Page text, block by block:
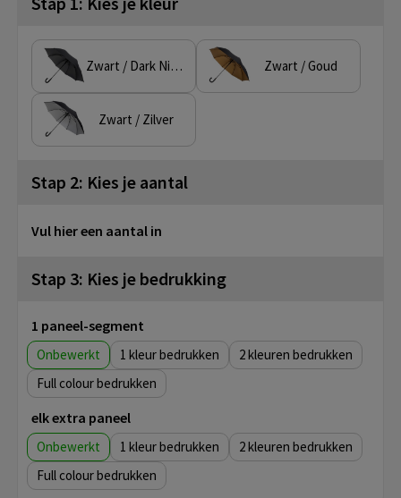
Zwart / Dark Nickel Zwart / Goud
Zwart / Zilver
Stap 2: Kies je aantal
Vul hier een aantal in
Stap 3: Kies je bedrukking
1 paneel-segment
Onbewerkt 1
2
Full colour
elk extra paneel
Onbewerkt 1
2
Full colour